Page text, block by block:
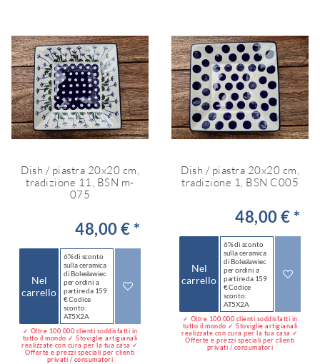
Dish / piastra 20x20 cm,
tradizione 11, BSN m-
075
48,00 € *
Nel
carrello
6% di sconto
sulla ceramica
di Bolesławiec
per ordini a
partire da 159
€ Codice
sconto:
AT5X2A
✓ Oltre 100.000 clienti soddisfatti in
tutto il mondo ✓ Stoviglie artigianali
realizzate con cura per la tua casa ✓
Offerte e prezzi speciali per clienti
privati / consumatori
Dish / piastra 20x20 cm,
tradizione 1, BSN C005
48,00 € *
Nel
carrello
6% di sconto
sulla ceramica
di Bolesławiec
per ordini a
partire da 159
€ Codice
sconto:
AT5X2A
✓ Oltre 100.000 clienti soddisfatti in
tutto il mondo ✓ Stoviglie artigianali
realizzate con cura per la tua casa ✓
Offerte e prezzi speciali per clienti
privati / consumatori